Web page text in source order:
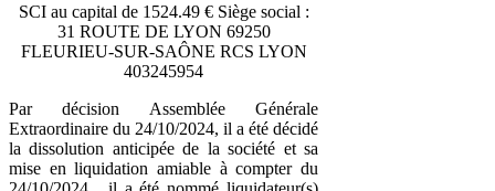
SCI au capital de 1524.49 € Siège social :
31 ROUTE DE LYON 69250
FLEURIEU-SUR-SAÔNE RCS LYON
403245954
Par décision Assemblée Générale
Extraordinaire du 24/10/2024, il a été décidé
la dissolution anticipée de la société et sa
mise en liquidation amiable à compter du